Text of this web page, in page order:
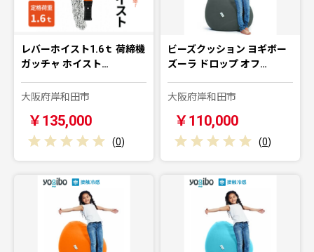
レバーホイスト1.6ｔ 荷締機
ガッチャ ホイスト…
大阪府岸和田市
￥135,000
(0)
ビーズクッション ヨギボー
ズーラ ドロップ オフ…
大阪府岸和田市
￥110,000
(0)